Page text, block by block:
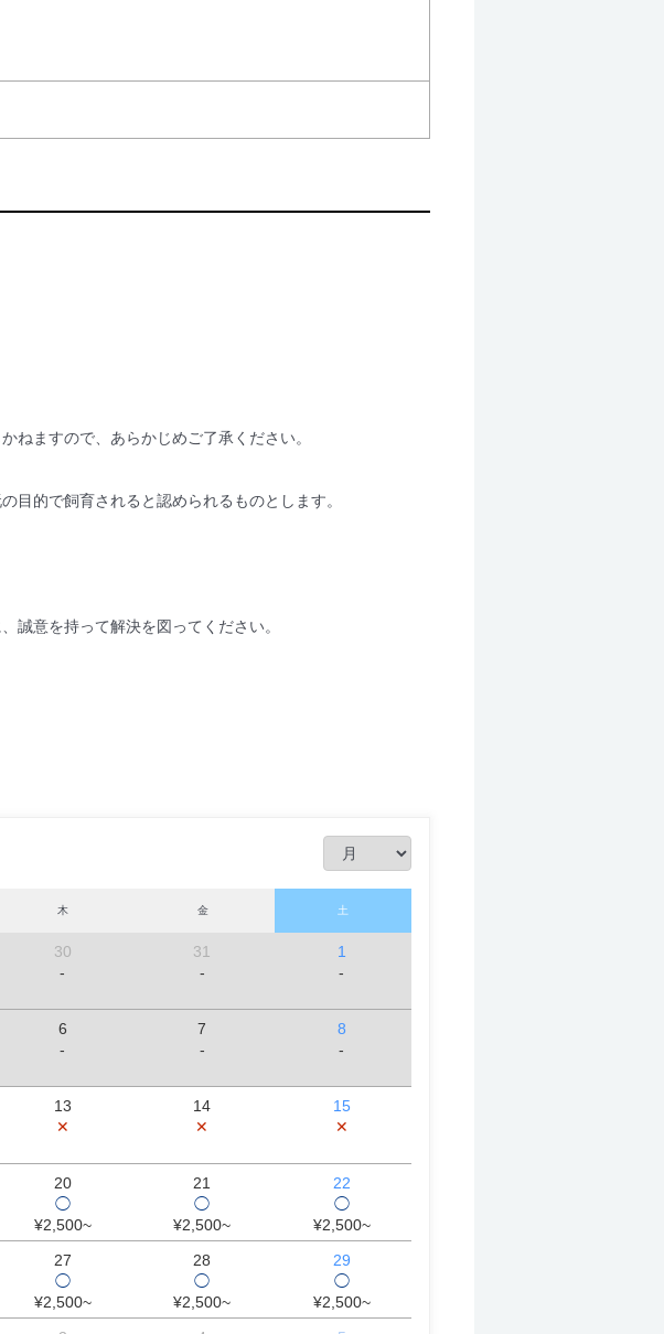
ねますので、あらかじめご了承ください。
目的で飼育されると認められるものとします。
誠意を持って解決を図ってください。
木 金 土
30
-
31
-
1
-
6
-
7
-
8
-
13
✕
14
✕
15
✕
20
◯
¥2,500~
21
◯
¥2,500~
22
◯
¥2,500~
27
◯
¥2,500~
28
◯
¥2,500~
29
◯
¥2,500~